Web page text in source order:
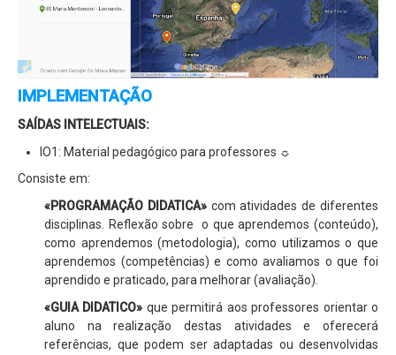
Plano de Ação
Relatório de Operador
Relatório de Auto-Avaliação
Relatórios do Inquérito sobre plano de E@D
Alunos
Notas e Faltas
Actividades
Notícias
IMPLEMENTAÇÃO
SAÍDAS INTELECTUAIS:
IO1: Material pedagógico para professores ☼
Consiste em:
«PROGRAMAÇÃO DIDATICA»com atividades de diferentes
disciplinas. Reflexão sobre o que aprendemos (conteúdo),
como aprendemos (metodologia), como utilizamos o que
aprendemos (competências) e como avaliamos o que foi
aprendido e praticado, para melhorar (avaliação).
«GUIA DIDATICO» que permitirá aos professores orientar o
aluno na realização destas atividades e oferecerá
referências, que podem ser adaptadas ou desenvolvidas